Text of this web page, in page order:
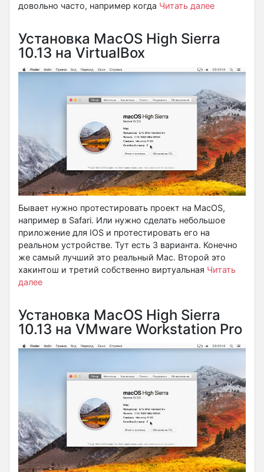
довольно часто, например когда Читать далее
Установка MacOS High Sierra
10.13 на VirtualBox
Бывает нужно протестировать проект на MacOS,
например в Safari. Или нужно сделать небольшое
приложение для IOS и протестировать его на
реальном устройстве. Тут есть 3 варианта. Конечно
же самый лучший это реальный Mac. Второй это
хакинтош и третий собственно виртуальная Читать
далее
Установка MacOS High Sierra
10.13 на VMware Workstation Pro